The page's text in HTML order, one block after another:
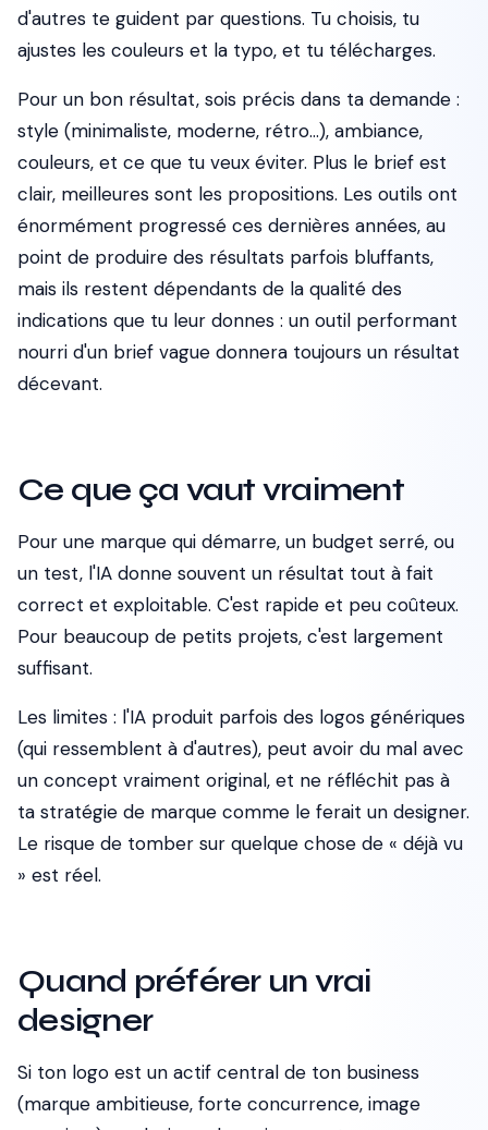
d'autres te guident par questions. Tu choisis, tu
ajustes les couleurs et la typo, et tu télécharges.
Pour un bon résultat, sois précis dans ta demande :
style (minimaliste, moderne, rétro…), ambiance,
couleurs, et ce que tu veux éviter. Plus le brief est
clair, meilleures sont les propositions. Les outils ont
énormément progressé ces dernières années, au
point de produire des résultats parfois bluffants,
mais ils restent dépendants de la qualité des
indications que tu leur donnes : un outil performant
nourri d'un brief vague donnera toujours un résultat
décevant.
Ce que ça vaut vraiment
Pour une marque qui démarre, un budget serré, ou
un test, l'IA donne souvent un résultat tout à fait
correct et exploitable. C'est rapide et peu coûteux.
Pour beaucoup de petits projets, c'est largement
suffisant.
Les limites : l'IA produit parfois des logos génériques
(qui ressemblent à d'autres), peut avoir du mal avec
un concept vraiment original, et ne réfléchit pas à
ta stratégie de marque comme le ferait un designer.
Le risque de tomber sur quelque chose de « déjà vu
» est réel.
Quand préférer un vrai
designer
Si ton logo est un actif central de ton business
(marque ambitieuse, forte concurrence, image